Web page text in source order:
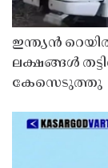
ഇന്ത്യൻ
ലക്ഷങ്ങൾ
കേസെടുത്തു